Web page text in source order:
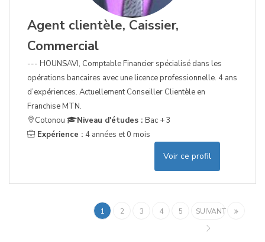
Agent clientèle, Caissier,
Commercial
--- HOUNSAVI, Comptable Financier spécialisé dans les
opérations bancaires avec une licence professionnelle. 4 ans
d’expériences. Actuellement Conseiller Clientèle en
Franchise MTN.
Cotonou
Niveau d'études : Bac + 3
Expérience : 4 années et 0 mois
Voir ce profil
1 2 3 4 5 SUIVANT